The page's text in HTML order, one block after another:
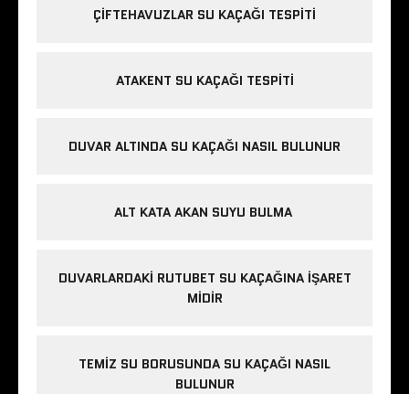
ÇIFTEHAVUZLAR SU KAÇAĞI TESPITI
ATAKENT SU KAÇAĞI TESPITI
DUVAR ALTINDA SU KAÇAĞI NASIL BULUNUR
ALT KATA AKAN SUYU BULMA
DUVARLARDAKI RUTUBET SU KAÇAĞINA İŞARET
MIDIR
TEMIZ SU BORUSUNDA SU KAÇAĞI NASIL
BULUNUR